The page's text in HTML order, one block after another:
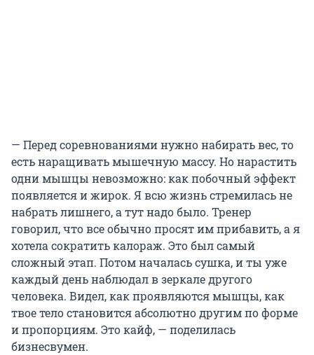
— Перед соревнованиями нужно набирать вес, то
есть наращивать мышечную массу. Но нарастить
одни мышцы невозможно: как побочный эффект
появляется и жирок. Я всю жизнь стремилась не
набрать лишнего, а тут надо было. Тренер
говорил, что все обычно просят им прибавить, а я
хотела сократить калораж. Это был самый
сложный этап. Потом началась сушка, и ты уже
каждый день наблюдал в зеркале другого
человека. Видел, как проявляются мышцы, как
твое тело становится абсолютно другим по форме
и пропорциям. Это кайф, — поделилась
бизнесвумен.